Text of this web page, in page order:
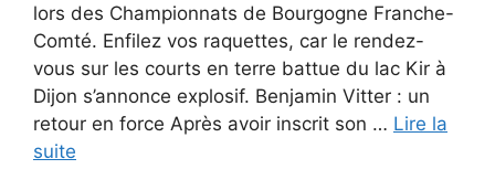
lors des Championnats de Bourgogne Franche-
Comté. Enfilez vos raquettes, car le rendez-
vous sur les courts en terre battue du lac Kir à
Dijon s’annonce explosif. Benjamin Vitter : un
retour en force Après avoir inscrit son … Lire la
suite